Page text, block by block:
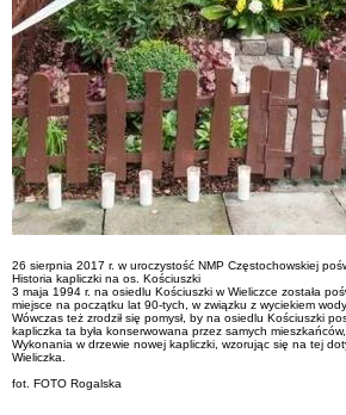
26 sierpnia 2017 r. w uroczystość NMP Częstochowskiej
Historia kapliczki na os. Kościuszki
3 maja 1994 r. na osiedlu Kościuszki w Wieliczce została
miejsce na początku lat 90-tych, w związku z wyciekiem
Wówczas też zrodził się pomysł, by na osiedlu Kościuszki
kapliczka ta była konserwowana przez samych
Wykonania w drzewie nowej kapliczki, wzorując się na tej
Wieliczka.
fot. FOTO Rogalska